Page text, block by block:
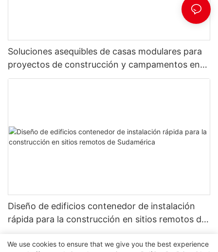
Soluciones asequibles de casas modulares para
proyectos de construcción y campamentos en
Sudamérica.
Diseño de edificios contenedor de instalación
rápida para la construcción en sitios remotos de
We use cookies to ensure that we give you the best experience